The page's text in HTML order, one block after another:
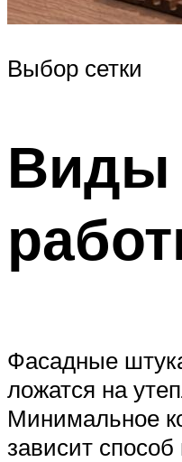
Выбор сетки
Виды
Фасадные
ложатся на
Минимальное
зависит